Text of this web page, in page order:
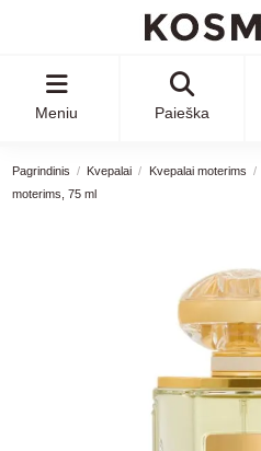
Meniu Paieška
Pagrindinis Kvepalai Kvepalai moterims
moterims, 75 ml